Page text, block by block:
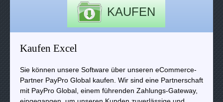
KAUFEN
Kaufen Excel
Sie können unsere Software über unseren eCommerce-
Partner PayPro Global kaufen. Wir sind eine Partnerschaft
mit PayPro Global, einem führenden Zahlungs-Gateway,